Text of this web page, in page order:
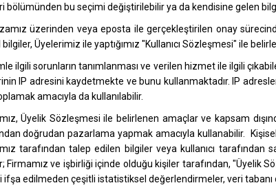
bölümünden bu seçimi değiştirilebilir ya da kendisine gelen
üzerinden veya eposta ile gerçekleştirilen onay
Üyelerimiz ile yaptığımız "Kullanıcı Sözleşmesi" ile
ilgili sorunların tanımlanması ve verilen hizmet ile ilgili
IP adresini kaydetmekte ve bunu kullanmaktadır. IP
amacıyla da kullanılabilir.
Üyelik Sözleşmesi ile belirlenen amaçlar ve kapsam
doğrudan pazarlama yapmak amacıyla kullanabilir.
tarafından talep edilen bilgiler veya kullanıcı
Firmamız ve işbirliği içinde olduğu kişiler tarafından, "Üyelik
ifşa edilmeden çeşitli istatistiksel değerlendirmeler, veri tabanı